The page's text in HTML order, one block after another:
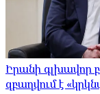
Իրանի գլխավոր
զբաղվում է